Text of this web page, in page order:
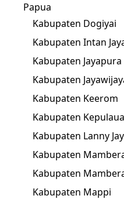
Papua
Kabupaten Dogiyai
Kabupaten Intan
Kabupaten Jayapura
Kabupaten
Kabupaten Keerom
Kabupaten
Kabupaten Lanny
Kabupaten
Kabupaten
Kabupaten Mappi